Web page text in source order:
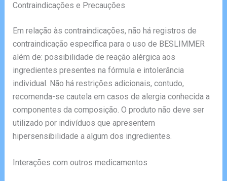
Contraindicações e Precauções
Em relação às contraindicações, não há registros de
contraindicação específica para o uso de BESLIMMER
além de: possibilidade de reação alérgica aos
ingredientes presentes na fórmula e intolerância
individual. Não há restrições adicionais, contudo,
recomenda-se cautela em casos de alergia conhecida a
componentes da composição. O produto não deve ser
utilizado por indivíduos que apresentem
hipersensibilidade a algum dos ingredientes.
Interações com outros medicamentos